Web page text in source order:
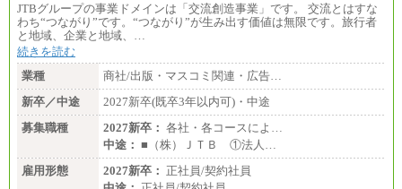
JTBグループの事業ドメインは「交流創造事業」です。 交流とはすな
わち“つながり”です。“つながり”が生み出す価値は無限です。旅行者
と地域、企業と地域、…
続きを読む
業種
商社/出版・マスコミ関連・広告…
新卒／中途
2027新卒(既卒3年以内可)・中途
募集職種
2027新卒： 各社・各コースによ…
中途： ■（株）ＪＴＢ ①法人…
雇用形態
2027新卒： 正社員/契約社員